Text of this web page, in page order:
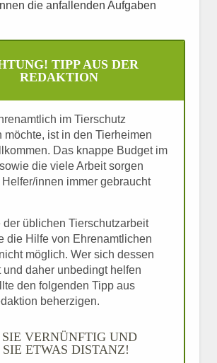
die anfallenden Aufgaben
TIPP AUS DER
REDAKTION
im Tierschutz
möchte, ist in den Tierheimen
Das knappe Budget im
die viele Arbeit sorgen
Helfer/innen immer gebraucht
der üblichen Tierschutzarbeit
die Hilfe von Ehrenamtlichen
möglich. Wer sich dessen
und daher unbedingt helfen
den folgenden Tipp aus
beherzigen.
VERNÜNFTIG UND
ETWAS DISTANZ!